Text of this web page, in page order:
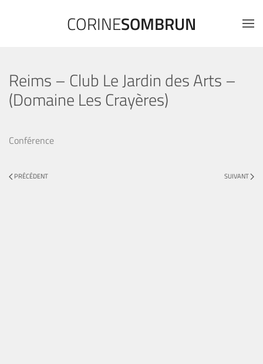
CORINESOMBRUN
Reims – Club Le Jardin des Arts –
(Domaine Les Crayères)
Conférence
PRÉCÉDENT SUIVANT